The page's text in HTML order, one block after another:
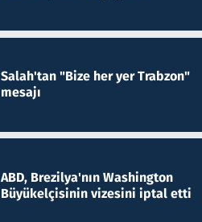
Salah'tan "Bize her yer Trabzon"
mesajı
ABD, Brezilya'nın Washington
Büyükelçisinin vizesini iptal etti